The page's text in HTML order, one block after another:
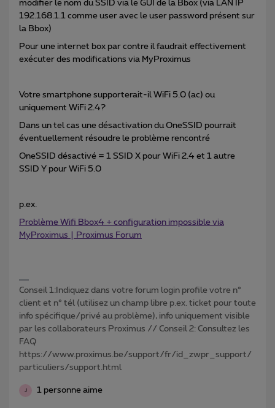
modifier le nom du SSID via le GUI de la Bbox (via LAN IP
192.168.1.1 comme user avec le user password présent sur
la Bbox)
Pour une internet box par contre il faudrait effectivement
exécuter des modifications via MyProximus
Votre smartphone supporterait-il WiFi 5.0 (ac) ou
uniquement WiFi 2.4?
Dans un tel cas une désactivation du OneSSID pourrait
éventuellement résoudre le problème rencontré
OneSSID désactivé = 1 SSID X pour WiFi 2.4 et 1 autre
SSID Y pour WiFi 5.0
p.ex.
Problème Wifi Bbox4 + configuration impossible via
MyProximus | Proximus Forum
Conseil 1:Indiquez dans votre forum login profile votre n°
client et n° tél (utilisez un champ libre p.ex. ticket pour toute
info spécifique/privé au problème), info uniquement visible
par les collaborateurs Proximus // Conseil 2: Consultez les
FAQ
https://www.proximus.be/support/fr/id_zwpr_support/
particuliers/support.html
1 personne aime